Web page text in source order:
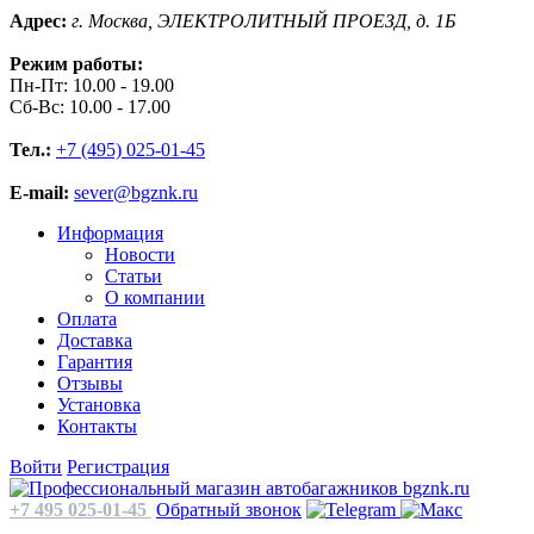
Адрес: г. Москва, ЭЛЕКТРОЛИТНЫЙ ПРОЕЗД, д. 1Б
Режим работы:
Пн-Пт: 10.00 - 19.00
Сб-Вс: 10.00 - 17.00
Тел.: +7 (495) 025-01-45
E-mail: sever@bgznk.ru
Информация
Новости
Статьи
О компании
Оплата
Доставка
Гарантия
Отзывы
Установка
Контакты
Войти Регистрация
+7 495 025-01-45 Обратный звонок